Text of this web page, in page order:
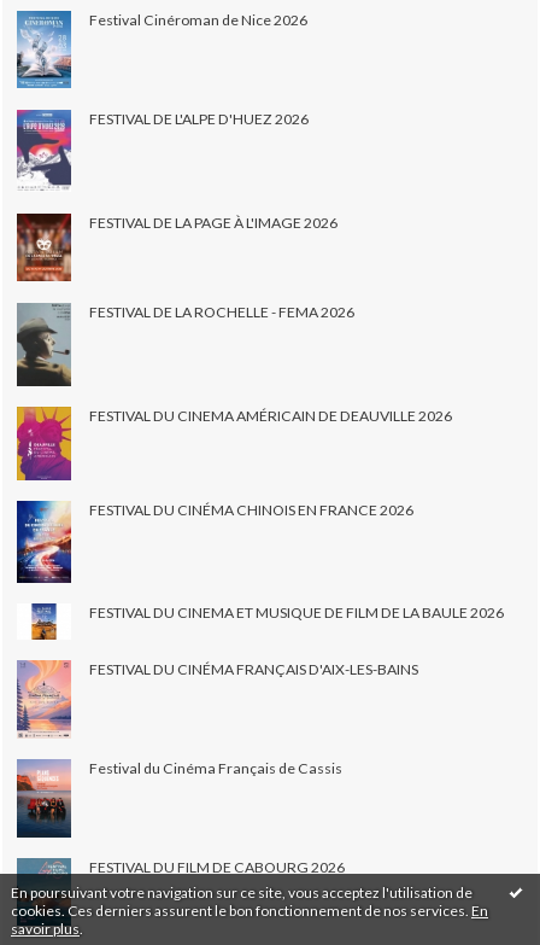
En poursuivant votre navigation sur ce site, vous acceptez l'utilisation de
cookies. Ces derniers assurent le bon fonctionnement de nos services. En
savoir plus
Festival Cinéroman de Nice 2026
FESTIVAL DE L'ALPE D'HUEZ 2026
FESTIVAL DE LA PAGE À L'IMAGE 2026
FESTIVAL DE LA ROCHELLE - FEMA 2026
FESTIVAL DU CINEMA AMÉRICAIN DE DEAUVILLE 2026
FESTIVAL DU CINÉMA CHINOIS EN FRANCE 2026
FESTIVAL DU CINEMA ET MUSIQUE DE FILM DE LA BAULE 2026
FESTIVAL DU CINÉMA FRANÇAIS D'AIX-LES-BAINS
Festival du Cinéma Français de Cassis
FESTIVAL DU FILM DE CABOURG 2026